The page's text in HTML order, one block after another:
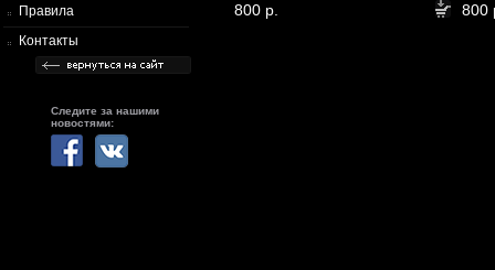
Правила
Контакты
Следите за нашими
новостями:
800 р.
800